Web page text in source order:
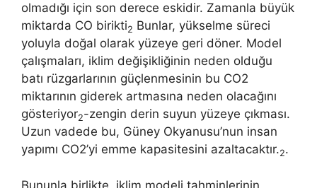
olmadığı için son derece eskidir. Zamanla büyük
miktarda CO birikti2 Bunlar, yükselme süreci
yoluyla doğal olarak yüzeye geri döner. Model
çalışmaları, iklim değişikliğinin neden olduğu
batı rüzgarlarının güçlenmesinin bu CO2
miktarının giderek artmasına neden olacağını
gösteriyor2-zengin derin suyun yüzeye çıkması.
Uzun vadede bu, Güney Okyanusu’nun insan
yapımı CO2’yi emme kapasitesini azaltacaktır.2.
Bununla birlikte, iklim modeli tahminlerinin